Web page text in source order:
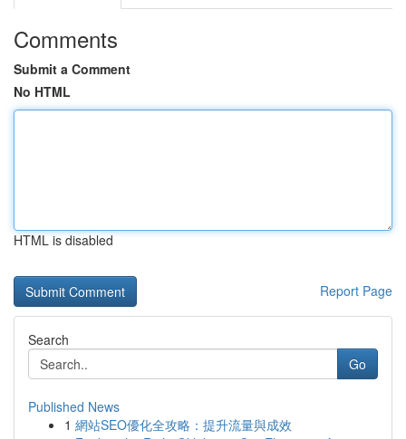
Comments
Submit a Comment
No HTML
HTML is disabled
Report Page
Search
Go
Published News
1 網站SEO優化全攻略：提升流量與成效